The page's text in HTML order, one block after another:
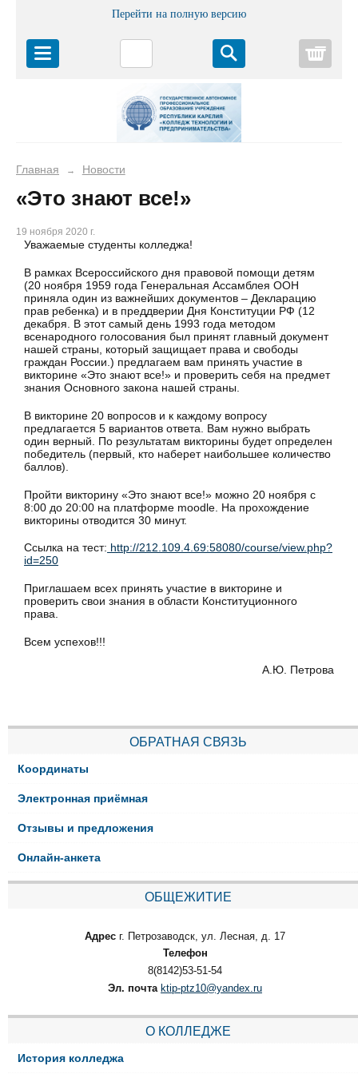
Перейти на полную версию
Главная → Новости
«Это знают все!»
19 ноября 2020 г.
Уважаемые студенты колледжа!
В рамках Всероссийского дня правовой помощи детям
(20 ноября 1959 года Генеральная Ассамблея ООН
приняла один из важнейших документов – Декларацию
прав ребенка) и в преддверии Дня Конституции РФ (12
декабря. В этот самый день 1993 года методом
всенародного голосования был принят главный документ
нашей страны, который защищает права и свободы
граждан России.) предлагаем вам принять участие в
викторине «Это знают все!» и проверить себя на предмет
знания Основного закона нашей страны.
В викторине 20 вопросов и к каждому вопросу
предлагается 5 вариантов ответа. Вам нужно выбрать
один верный. По результатам викторины будет определен
победитель (первый, кто наберет наибольшее количество
баллов).
Пройти викторину «Это знают все!» можно 20 ноября с
8:00 до 20:00 на платформе moodle. На прохождение
викторины отводится 30 минут.
Ссылка на тест: http://212.109.4.69:58080/course/view.php?
id=250
Приглашаем всех принять участие в викторине и
проверить свои знания в области Конституционного
права.
Всем успехов!!!
А.Ю. Петрова
ОБРАТНАЯ СВЯЗЬ
Координаты
Электронная приёмная
Отзывы и предложения
Онлайн-анкета
ОБЩЕЖИТИЕ
Адрес г. Петрозаводск, ул. Лесная, д. 17
Телефон
8(8142)53-51-54
Эл. почта ktip-ptz10@yandex.ru
О КОЛЛЕДЖЕ
История колледжа